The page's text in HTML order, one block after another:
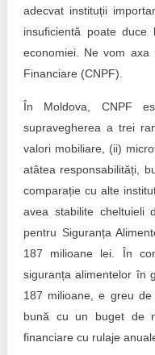
Buletin EU-STRAT
Aplică la BUNELE
Transparența
Cele mai bune și cele
Moldova
Democrația,
publice-cheie din
Achiziții publice
Achizițiile publice în
adecvat instituții
insuficientă poate
economiei. Ne vom axa
Financiare (CNPF).
În Moldova, CNPF
supravegherea a trei
valori mobiliare, (ii)
atâtea responsabilități,
comparație cu alte
avea stabilite cheltuieli
pentru Siguranța
187 milioane lei. În
siguranța alimentelor în
187 milioane, e greu
bună cu un buget de
financiare cu rulaje